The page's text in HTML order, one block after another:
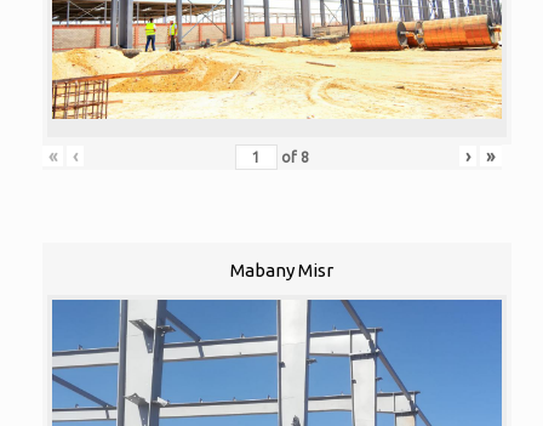
« ‹ of 8 › »
Mabany Misr